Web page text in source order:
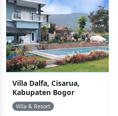
Villa Dalfa, Cisarua,
Kabupaten Bogor
Villa & Resort